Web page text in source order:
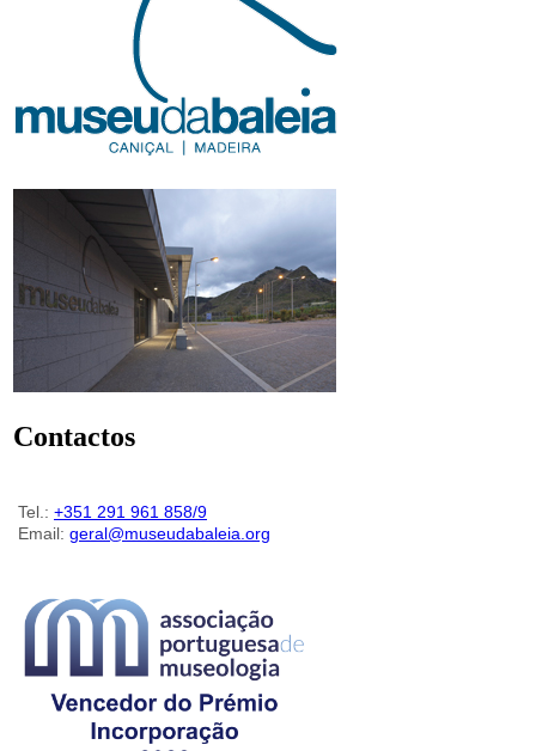
Contactos
Tel.: +351 291 961 858/9
Email: geral@museudabaleia.org